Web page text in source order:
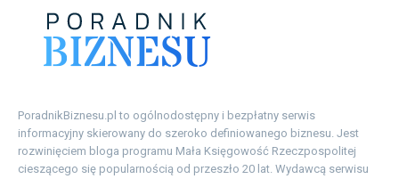
PoradnikBiznesu.pl to ogólnodostępny i bezpłatny serwis
informacyjny skierowany do szeroko definiowanego biznesu. Jest
rozwinięciem bloga programu Mała Księgowość Rzeczpospolitej
cieszącego się popularnością od przeszło 20 lat. Wydawcą serwisu